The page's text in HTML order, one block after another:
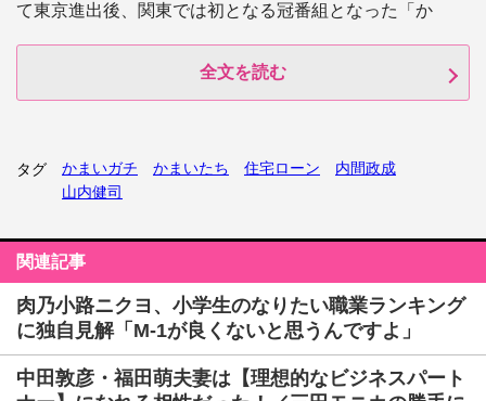
て東京進出後、関東では初となる冠番組となった「か
全文を読む
タグ かまいガチ かまいたち 住宅ローン
内間政成
山内健司
関連記事
肉乃小路ニクヨ、小学生のなりたい職業ランキング
に独自見解「M-1が良くないと思うんですよ」
中田敦彦・福田萌夫妻は【理想的なビジネスパート